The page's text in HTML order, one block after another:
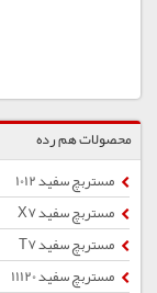
محصولات هم رده
مستربچ سفید 1012
مستربچ سفید X7
مستربچ سفید T7
مستربچ سفید 11120